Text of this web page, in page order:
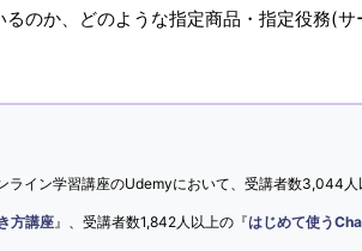
のか、どのような指定商品・指定役務(サ
ライン学習講座のUdemyにおいて、受講者数3,044人
方講座 』、受講者数1,842人以上の『はじめて使う